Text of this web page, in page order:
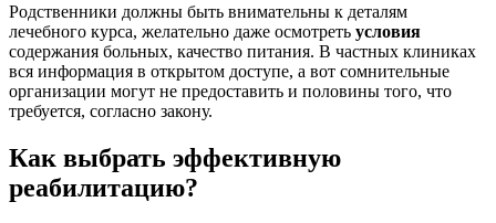
Родственники должны быть внимательны к деталям
лечебного курса, желательно даже осмотреть условия
содержания больных, качество питания. В частных клиниках
вся информация в открытом доступе, а вот сомнительные
организации могут не предоставить и половины того, что
требуется, согласно закону.
Как выбрать эффективную
реабилитацию?